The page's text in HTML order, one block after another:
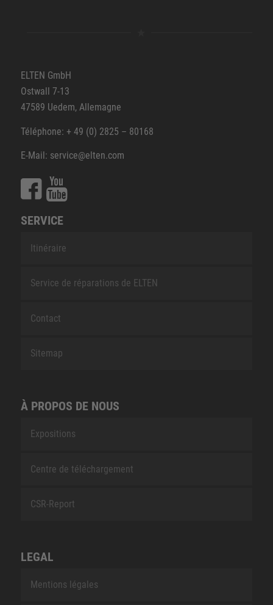
ELTEN GmbH
Ostwall 7-13
47589 Uedem, Allemagne
Téléphone: + 49 (0) 2825 – 80168
E-Mail: service@elten.com
SERVICE
Itinéraire
Service de réparations de ELTEN
Contact
Sitemap
À PROPOS DE NOUS
Expositions
Centre de téléchargement
CSR-Report
LEGAL
Mentions légales